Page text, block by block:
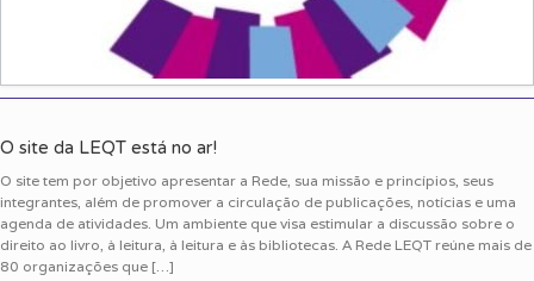
O site da LEQT está no ar!
O site tem por objetivo apresentar a Rede, sua missão e princípios, seus
integrantes, além de promover a circulação de publicações, notícias e uma
agenda de atividades. Um ambiente que visa estimular a discussão sobre o
direito ao livro, à leitura, à leitura e às bibliotecas. A Rede LEQT reúne mais de
80 organizações que […]